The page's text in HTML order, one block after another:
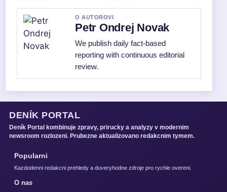
O AUTOROVI
Petr Ondrej Novak
We publish daily fact-based
reporting with continuous editorial
review.
DENÍK PORTAL
Deník Portal kombinuje zpravy, prirucky a analyzy v modernim
newsroom rozlozeni. Prubezne aktualizovano redakcnim tymem.
Popularni
Kazdodenni redakcni prehledy a duveryhodne zdroje pro rychle overeni.
O nas